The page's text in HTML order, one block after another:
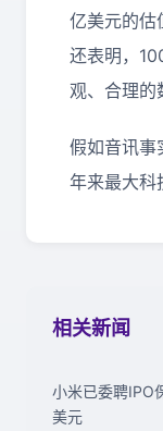
亿美元的估
还表明，
观、合理的
假如音讯事
年来最大科
相关新闻
小米已委聘IPO
美元